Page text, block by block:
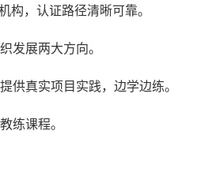
，认证路径清晰可靠。
发展两大方向。
供真实项目实践，边学边练。
练课程。